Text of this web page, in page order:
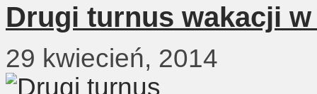
Drugi turnus wakacji
29 kwiecień, 2014